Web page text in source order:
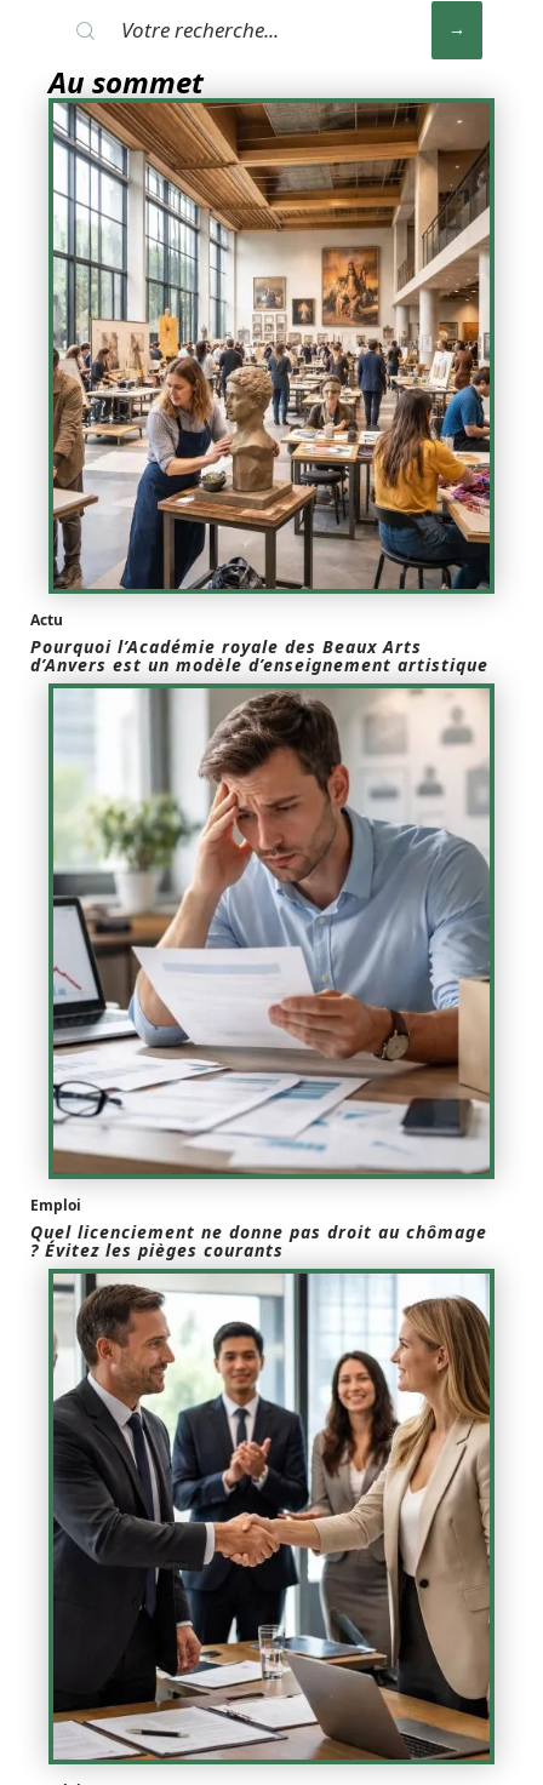
Au sommet
Actu
Pourquoi l’Académie royale des Beaux Arts
d’Anvers est un modèle d’enseignement artistique
Emploi
Quel licenciement ne donne pas droit au chômage
? Évitez les pièges courants